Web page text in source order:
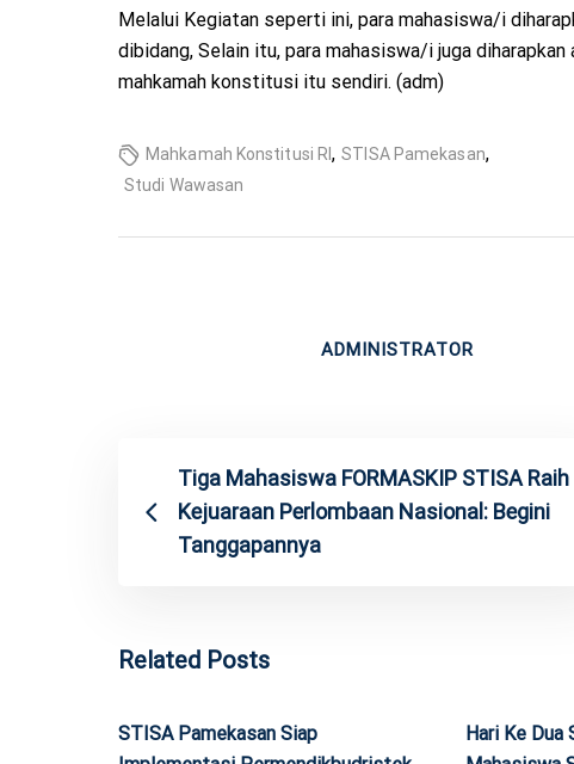
Melalui Kegiatan seperti ini, para mahasiswa/i
dibidang, Selain itu, para mahasiswa/i juga
mahkamah konstitusi itu sendiri. (adm)
Mahkamah Konstitusi RI, STISA Pamekasan,
Studi Wawasan
ADMINISTRATOR
Tiga Mahasiswa FORMASKIP STISA Raih
Kejuaraan Perlombaan Nasional: Begini
Tanggapannya
Related Posts
STISA Pamekasan Siap
Hari Ke Dua